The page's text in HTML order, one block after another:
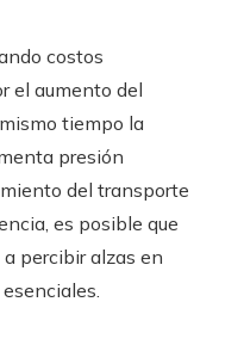
costos
el aumento del
tiempo la
presión
del transporte
es posible que
percibir alzas en